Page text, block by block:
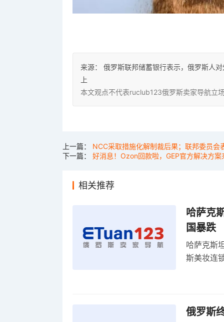
来源：
俄罗斯联邦储蓄银行表示，俄罗斯人
上
本文观点不代表ruclub123俄罗斯卖家导航立
上一篇： NCC采取措施化解制裁后果；联邦委员
下一篇： 好消息！Ozon回款啦，GEP官方解决方案
相关推荐
哈萨克
国暴跌
哈萨克斯
斯美妆连
俄罗斯